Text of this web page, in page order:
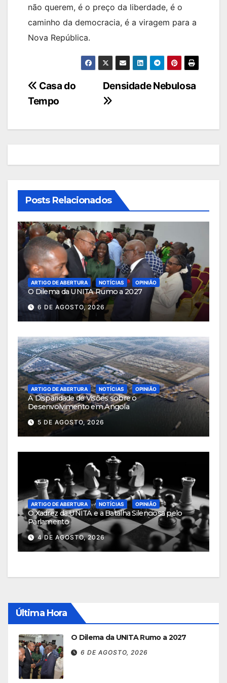
não querem, é o preço da liberdade, é o
caminho da democracia, é a viragem para a
Nova República.
Navegação
de
artigos
Densidade Nebulosa
Casa do
Tempo
Posts Relacionados
ARTIGO DE ABERTURA NOTÍCIAS OPINIÃO
O Dilema da UNITA Rumo a 2027
6 DE AGOSTO, 2026
ARTIGO DE ABERTURA NOTÍCIAS OPINIÃO
A Disparidade de Visões sobre o
Desenvolvimento em Angola
5 DE AGOSTO, 2026
ARTIGO DE ABERTURA NOTÍCIAS OPINIÃO
O Xadrez da UNITA e a Batalha Silenciosa pelo
Parlamento
4 DE AGOSTO, 2026
Última Hora
O Dilema da UNITA Rumo a 2027
6 DE AGOSTO, 2026